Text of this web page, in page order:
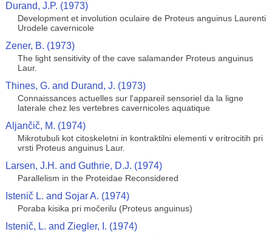
Durand, J.P. (1973)
Development et involution oculaire de Proteus anguinus Laurenti
Urodele cavernicole
Zener, B. (1973)
The light sensitivity of the cave salamander Proteus anguinus
Laur.
Thines, G. and Durand, J. (1973)
Connaissances actuelles sur l'appareil sensoriel da la ligne
laterale chez les vertebres cavernicoles aquatique
Aljančič, M. (1974)
Mikrotubuli kot citoskeletni in kontraktilni elementi v eritrocitih pri
vrsti Proteus anguinus Laur.
Larsen, J.H. and Guthrie, D.J. (1974)
Parallelism in the Proteidae Reconsidered
Istenič L. and Sojar A. (1974)
Poraba kisika pri močerilu (Proteus anguinus)
Istenič, L. and Ziegler, I. (1974)